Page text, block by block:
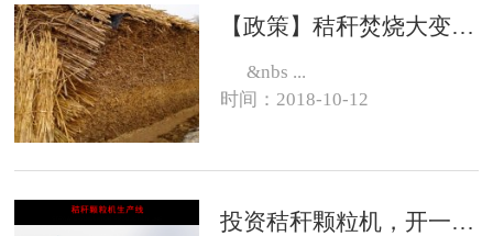
【政策】秸秆焚烧大变化，有的地方可以烧了
&nbs ...
时间：2018-10-12
投资秸秆颗粒机，开一个生物质燃料颗粒厂大约需要投资多少钱？